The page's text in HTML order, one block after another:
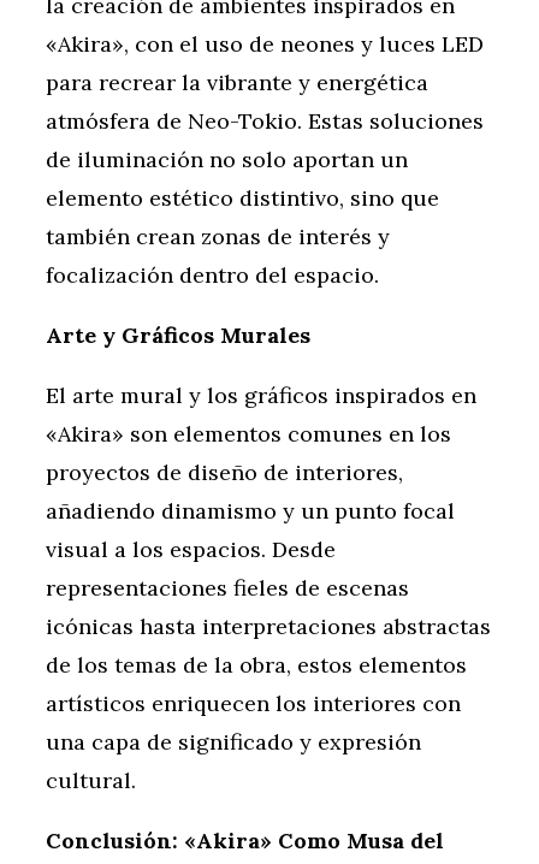
la creación de ambientes inspirados en
«Akira», con el uso de neones y luces LED
para recrear la vibrante y energética
atmósfera de Neo-Tokio. Estas soluciones
de iluminación no solo aportan un
elemento estético distintivo, sino que
también crean zonas de interés y
focalización dentro del espacio.
Arte y Gráficos Murales
El arte mural y los gráficos inspirados en
«Akira» son elementos comunes en los
proyectos de diseño de interiores,
añadiendo dinamismo y un punto focal
visual a los espacios. Desde
representaciones fieles de escenas
icónicas hasta interpretaciones abstractas
de los temas de la obra, estos elementos
artísticos enriquecen los interiores con
una capa de significado y expresión
cultural.
Conclusión: «Akira» Como Musa del